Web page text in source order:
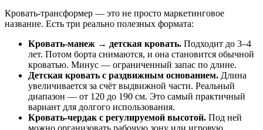
Кровать-трансформер — это не просто маркетинговое
название. Есть три реально полезных формата:
Кровать-манеж → детская кровать. Подходит до 3–4
лет. Потом борта снимаются, и она становится обычной
кроватью. Минус — ограниченный запас по длине.
Детская кровать с раздвижным основанием. Длина
увеличивается за счёт выдвижной части. Реальный
диапазон — от 120 до 190 см. Это самый практичный
вариант для долгого использования.
Кровать-чердак с регулируемой высотой. Под ней
можно организовать рабочую зону или игровую.